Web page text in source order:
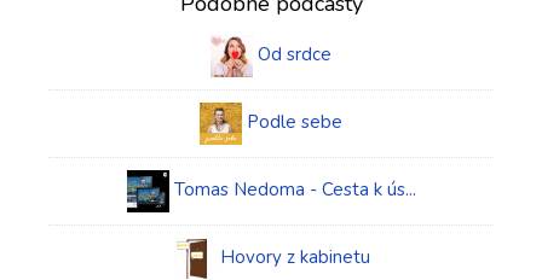
Od srdce
Podle sebe
Tomas Nedoma - Cesta k ús...
Hovory z kabinetu